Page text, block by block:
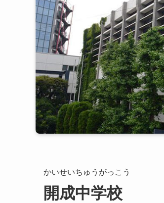
かいせいちゅうがっこう
開成中学校